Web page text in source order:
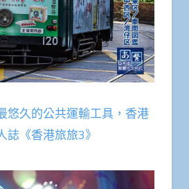
悠久的公共運輸工具，香港
誌《香港旅旅3》